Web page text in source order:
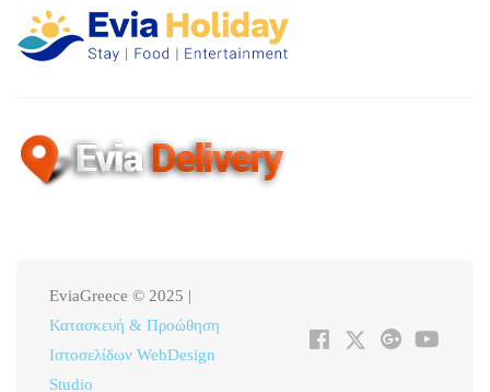
EviaGreece © 2025 |
Κατασκευή & Προώθηση
Ιστοσελίδων WebDesign
Studio